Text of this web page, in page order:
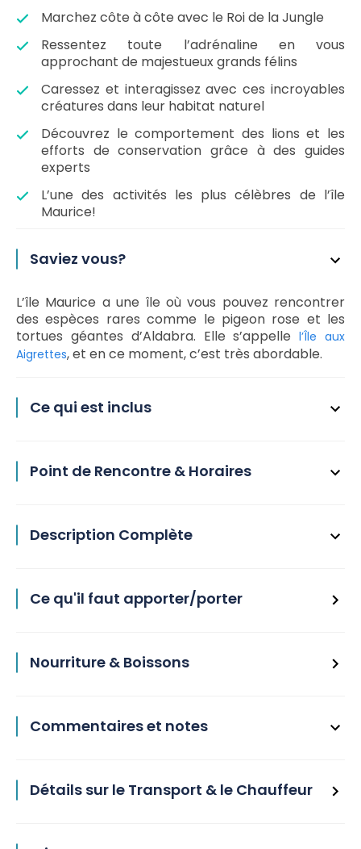
Marchez côte à côte avec le Roi de la Jungle
Ressentez toute l’adrénaline en vous
approchant de majestueux grands félins
Caressez et interagissez avec ces incroyables
créatures dans leur habitat naturel
Découvrez le comportement des lions et les
efforts de conservation grâce à des guides
experts
L’une des activités les plus célèbres de l’île
Maurice!
Saviez vous?
L’île Maurice a une île où vous pouvez rencontrer
des espèces rares comme le pigeon rose et les
tortues géantes d’Aldabra. Elle s’appellel’Île aux
Aigrettes, et en ce moment, c’est très abordable.
Ce qui est inclus
Point de Rencontre & Horaires
Description Complète
Ce qu'il faut apporter/porter
Nourriture & Boissons
Commentaires et notes
Détails sur le Transport & le Chauffeur